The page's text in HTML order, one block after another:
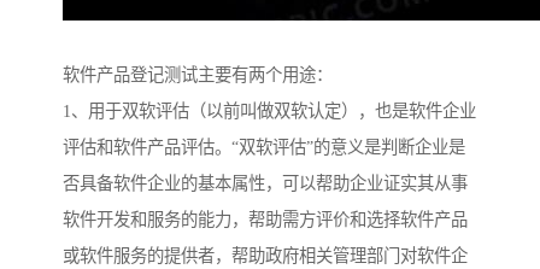
软件产品登记测试主要有两个用途：
1、用于双软评估（以前叫做双软认定），也是软件企业
评估和软件产品评估。“双软评估”的意义是判断企业是
否具备软件企业的基本属性，可以帮助企业证实其从事
软件开发和服务的能力，帮助需方评价和选择软件产品
或软件服务的提供者，帮助政府相关管理部门对软件企